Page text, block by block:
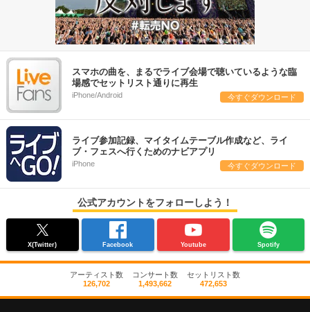
スマホの曲を、まるでライブ会場で聴いているような臨
場感でセットリスト通りに再生
iPhone/Android 今すぐダウンロード
ライブ参加記録、マイタイムテーブル作成など、ライ
ブ・フェスへ行くためのナビアプリ
iPhone 今すぐダウンロード
公式アカウントをフォローしよう！
X(Twitter) Facebook Youtube Spotify
アーティスト数
126,702
コンサート数
1,493,662
セットリスト数
472,653